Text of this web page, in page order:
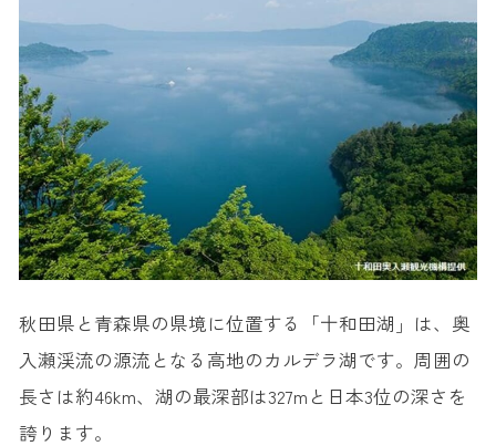
秋田県と青森県の県境に位置する「十和田湖」は、奥
入瀬渓流の源流となる高地のカルデラ湖です。周囲の
長さは約46km、湖の最深部は327mと日本3位の深さを
誇ります。